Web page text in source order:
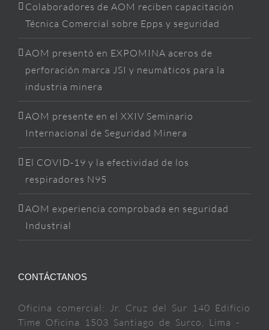
Colaboradores de AOM reciben capacitación
Técnica Comercial sobre Epps y seguridad
AOM presentó en EXPOMINA aceros de
perforación marca JSI y neumáticos para la
industria minera
AOM presente en el XXIV Seminario
Internacional de Seguridad Minera
El COVID-19 y la efectividad de los
respiradores N95
AOM experiencia comprobada en seguridad
Industrial
CONTÁCTANOS
Oficina comercial: Jr. Cruz del Sur 140 Edificio
Time Oficina 1503 Santiago de Surco, Lima -